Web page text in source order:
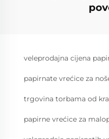
veleprodajna cijena
papirnate vrećice za
trgovina torbama od
papirne vrećice za